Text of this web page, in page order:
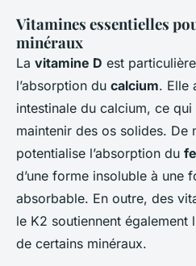
Vitamines essentielles
minéraux
La vitamine D est
l’absorption du calcium. Elle
intestinale du calcium, ce
maintenir des os solides. De
potentialise l’absorption du
d’une forme insoluble à une
absorbable. En outre, des
le K2 soutiennent également
de certains minéraux.